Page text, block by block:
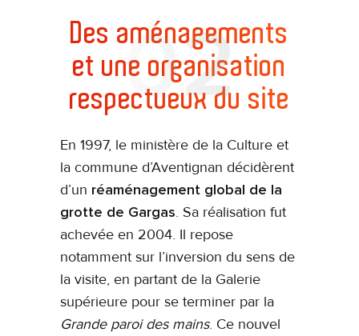
Des aménagements
et une organisation
respectueux du site
En 1997, le ministère de la Culture et
la commune d’Aventignan décidèrent
d’un réaménagement global de la
grotte de Gargas. Sa réalisation fut
achevée en 2004. Il repose
notamment sur l’inversion du sens de
la visite, en partant de la Galerie
supérieure pour se terminer par la
Grande paroi des mains. Ce nouvel